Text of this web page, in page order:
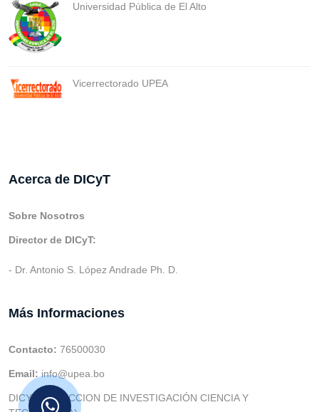
Universidad Pública de El Alto
Vicerrectorado UPEA
Acerca de DICyT
Sobre Nosotros
Director de DICyT:
- Dr. Antonio S. López Andrade Ph. D.
Más Informaciones
Contacto: 76500030
Email: info@upea.bo
DICYT (DIRECCION DE INVESTIGACIÓN CIENCIA Y